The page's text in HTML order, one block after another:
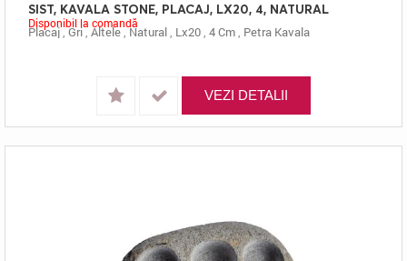
SIST, KAVALA STONE, PLACAJ, LX20, 4, NATURAL
Placaj,Gri,Altele,Natural, Lx20, 4 Cm, Petra Kavala
Disponibil la comandă
VEZI DETALII